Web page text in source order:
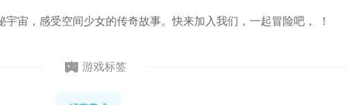
宇宙，感受空间少女的传奇故事。快来加入我们，一起冒险吧， ！
游戏标签